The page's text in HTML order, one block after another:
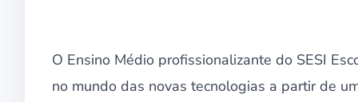
O Ensino Médio profissionalizante do SESI
no mundo das novas tecnologias a partir de